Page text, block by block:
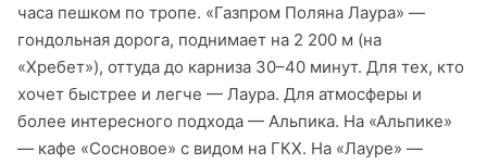
часа пешком по тропе. «Газпром Поляна Лаура» —
гондольная дорога, поднимает на 2 200 м (на
«Хребет»), оттуда до карниза 30–40 минут. Для тех, кто
хочет быстрее и легче — Лаура. Для атмосферы и
более интересного подхода — Альпика. На «Альпике»
— кафе «Сосновое» с видом на ГКХ. На «Лауре» —